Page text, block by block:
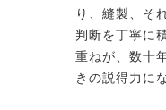
り、縫製、そ
判断を丁寧に
重ねが、数十
きの説得力に